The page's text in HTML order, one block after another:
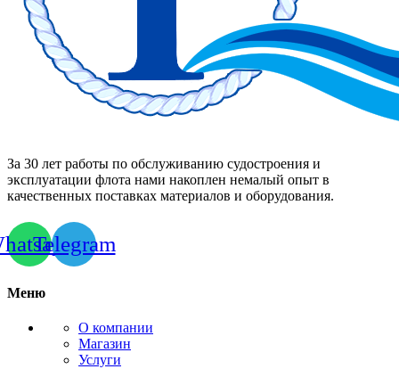
За 30 лет работы по обслуживанию судостроения и
эксплуатации флота нами накоплен немалый опыт в
качественных поставках материалов и оборудования.
Telegram
Меню
О компании
Магазин
Услуги